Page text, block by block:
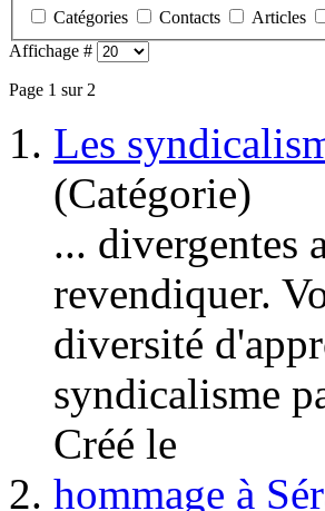
Catégories
Contacts Articles
Affichage #
Page 1 sur 2
1. Les
(Catégorie)
... divergentes
revendiquer.
diversité
syndicalisme
Créé le
2. hommage à